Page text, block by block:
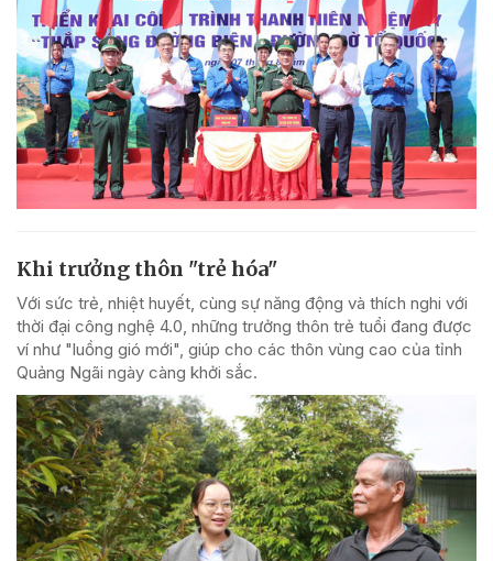
Khi trưởng thôn "trẻ hóa"
Với sức trẻ, nhiệt huyết, cùng sự năng động và thích nghi với
thời đại công nghệ 4.0, những trưởng thôn trẻ tuổi đang được
ví như "luồng gió mới", giúp cho các thôn vùng cao của tỉnh
Quảng Ngãi ngày càng khởi sắc.